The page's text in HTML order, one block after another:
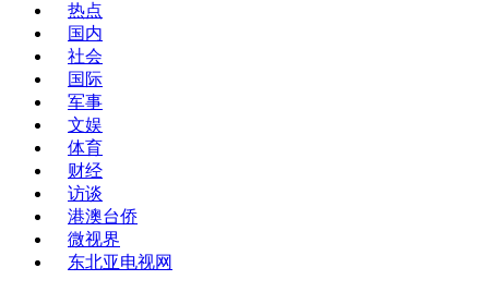
热点
国内
社会
国际
军事
文娱
体育
财经
访谈
港澳台侨
微视界
东北亚电视网